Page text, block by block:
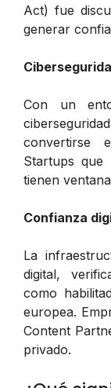
Act) fue
generar
Con un
convertirse
Startups que
tienen
Confianza
La
digital,
como
europea.
Content
privado.